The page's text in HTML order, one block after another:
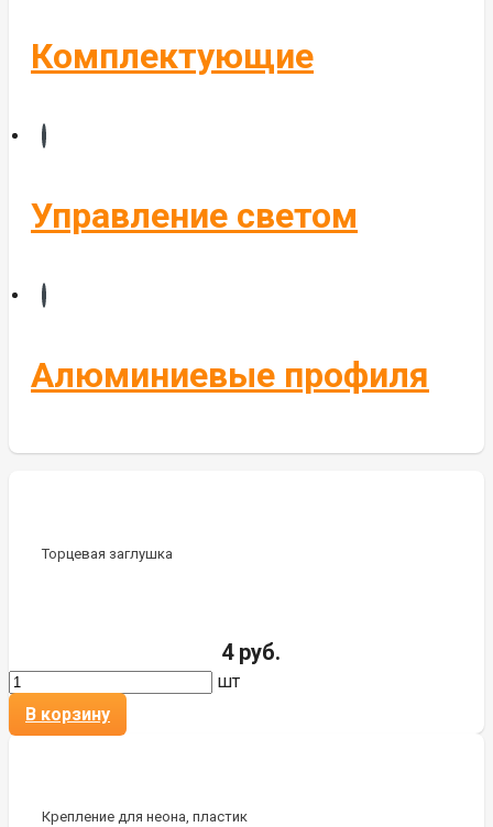
Комплектующие
Управление светом
Алюминиевые профиля
Торцевая заглушка
4 руб.
шт
В корзину
Крепление для неона, пластик